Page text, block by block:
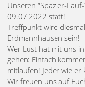
Unseren “Spazier-
09.07.2022 statt!
Treffpunkt wird
Erdmannhausen sein!
Wer Lust hat mit uns
gehen: Einfach
mitlaufen! Jeder wie er
Wir freuen uns auf